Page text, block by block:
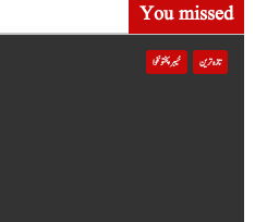
You missed
تازہ ترین خیبر پختونخوا